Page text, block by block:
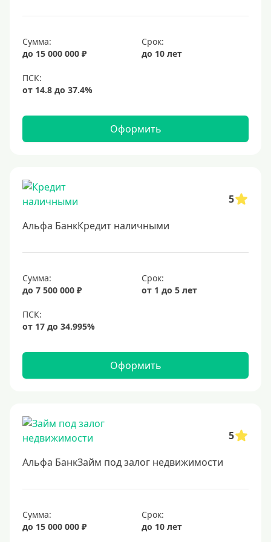
20 лет
30 лет
2 месяца
Низкий процент
4%
5%
6,9%
8%
13%
14%
15%
18%
Сумма:
до 15 000 000 ₽
Срок:
до 10 лет
Оформить
5
Альфа БанкКредит наличными
Сумма:
до 7 500 000 ₽
Срок:
от 1 до 5 лет
Оформить
5
Альфа БанкЗайм под залог недвижимости
Сумма:
до 15 000 000 ₽
Срок:
до 10 лет